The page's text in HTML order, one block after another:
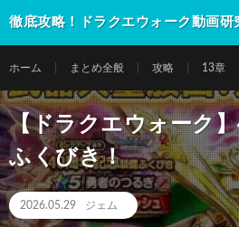
徹底攻略！ドラクエウォーク動画研
ホーム まとめ全般 攻略 13章
【ドラクエウォーク
ふくびき！
2026.05.29 ジェム